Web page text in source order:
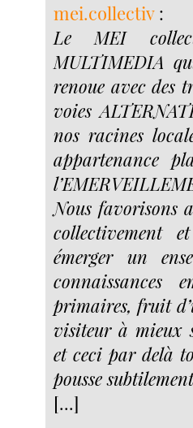
mei.collectiv :
Le MEI
MULTIMEDIA
renoue avec des
voies
nos racines
appartenance
Nous favorisons
collectivement
émerger un
connaissances
primaires, fruit
visiteur à mieux
et ceci par delà
pousse
[...]